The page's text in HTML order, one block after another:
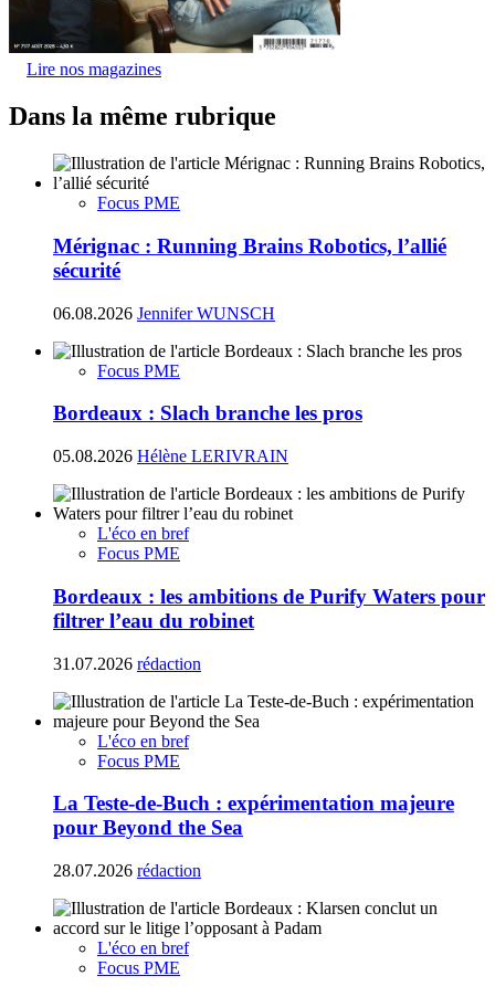
Lire nos magazines
Dans la même rubrique
Focus PME
Mérignac : Running Brains Robotics, l’allié
sécurité
06.08.2026 Jennifer WUNSCH
Focus PME
Bordeaux : Slach branche les pros
05.08.2026 Hélène LERIVRAIN
L'éco en bref
Focus PME
Bordeaux : les ambitions de Purify Waters pour
filtrer l’eau du robinet
31.07.2026 rédaction
L'éco en bref
Focus PME
La Teste-de-Buch : expérimentation majeure
pour Beyond the Sea
28.07.2026 rédaction
L'éco en bref
Focus PME